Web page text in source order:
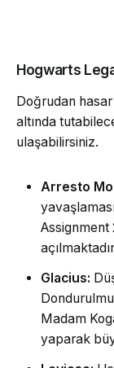
Hogwarts
Doğrudan
altında
ulaşabilirsiniz.
Arresto
Assignment
Glacius:
Madam
yaparak